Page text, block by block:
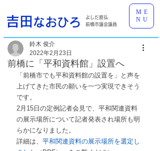
ME
NU
吉田 なおひろ
よしだ直弘
前橋市議会議員
前橋に「平和資料館」設置へ
鈴木 俊介
2022年2月23日
「前橋市でも平和資料館の設置を」と声を
上げてきた市民の願いを一つ実現できそう
です。
2月15日の定例記者会見で、平和関連資料
の展示場所について記者発表され場所も明
らかになりました。
詳細は、 平和関連資料の展示場所を選定し